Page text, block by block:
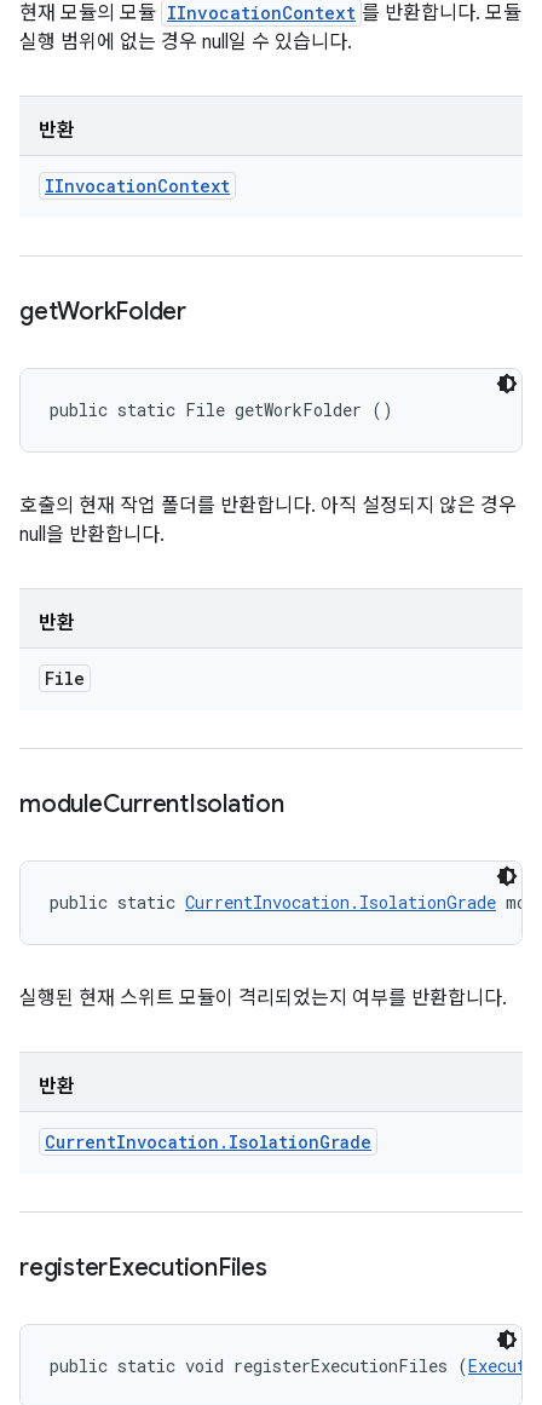
현재 모듈의 모듈 IInvocationContext 를 반환합니다. 모듈
실행 범위에 없는 경우 null일 수 있습니다.
반환
IInvocationContext
getWorkFolder
public static File getWorkFolder ()
호출의 현재 작업 폴더를 반환합니다. 아직 설정되지 않은 경우
null을 반환합니다.
반환
File
moduleCurrentIsolation
public static CurrentInvocation.IsolationGrade
실행된 현재 스위트 모듈이 격리되었는지 여부를 반환합니다.
반환
CurrentInvocation . IsolationGrade
registerExecutionFiles
public static void registerExecutionFiles (